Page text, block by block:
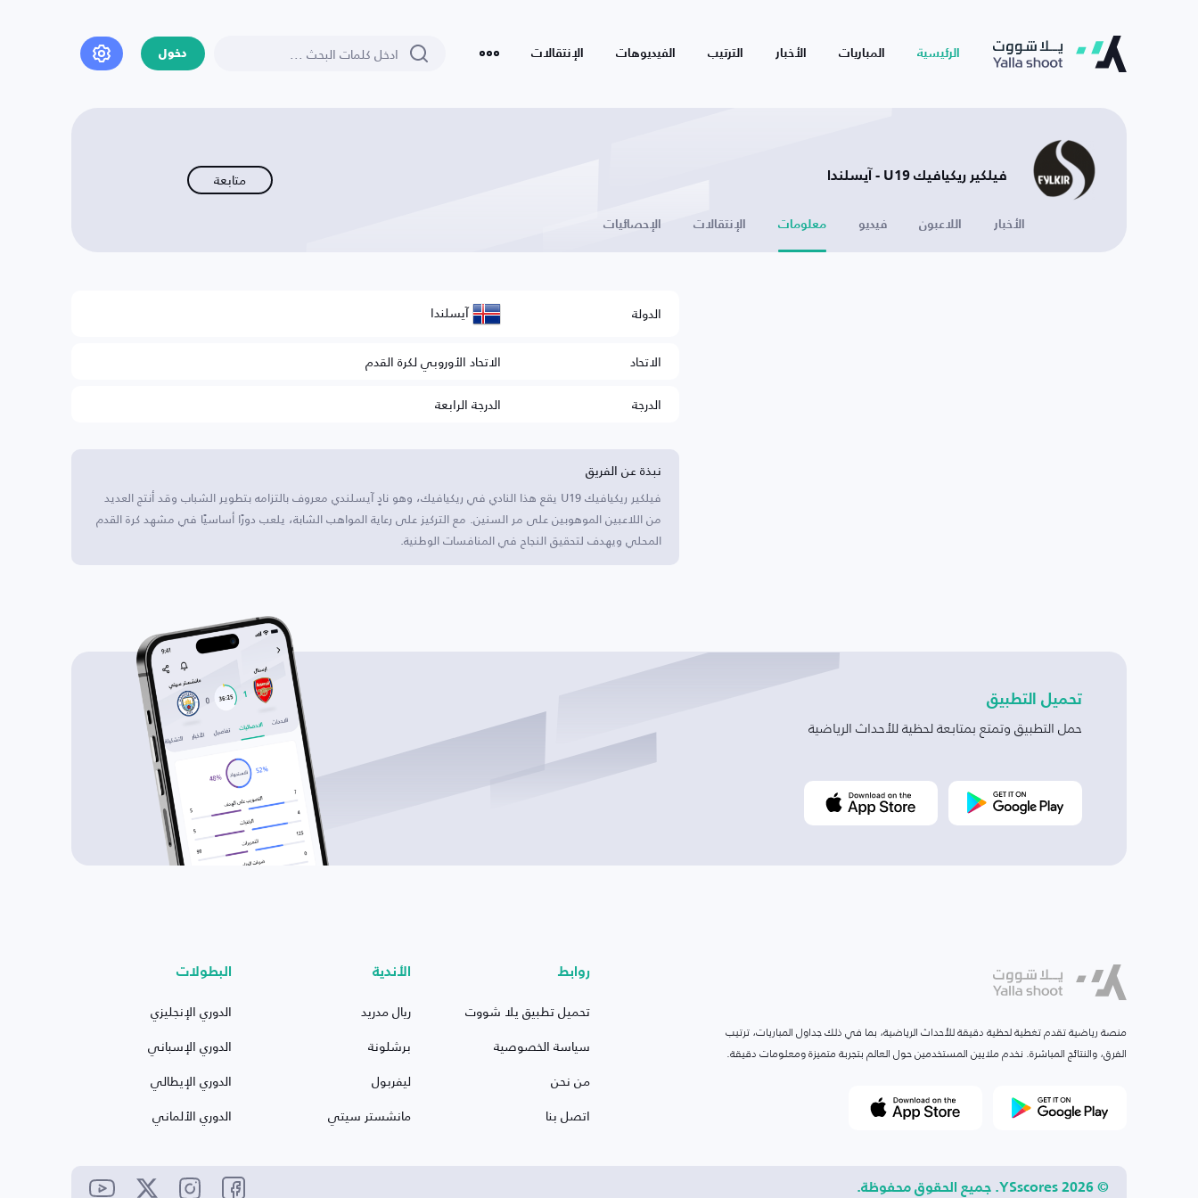
الرئيسية المباريات الأخبار الترتيب الفيديوهات الإنتقالات دخول
فيلكير ريكيافيك U19 - آيسلندا متابعة
الأخبار اللاعبون فيديو معلومات الإنتقالات الإحصائيات
الدولة آيسلندا
الاتحاد
الاتحاد الأوروبي لكرة القدم
الدرجة
الدرجة الرابعة
نبذة عن الفريق
فيلكير ريكيافيك U19 يقع هذا النادي في ريكيافيك، وهو نادٍ آيسلندي معروف بالتزامه بتطوير الشباب وقد أنتج العديد
من اللاعبين الموهوبين على مر السنين. مع التركيز على رعاية المواهب الشابة، يلعب دورًا أساسيًا في مشهد كرة القدم
المحلي ويهدف لتحقيق النجاح في المنافسات الوطنية.
تحميل التطبيق
حمل التطبيق وتمتع بمتابعة لحظية للأحداث الرياضية
منصة رياضية تقدم تغطية لحظية دقيقة للأحداث الرياضية، بما في ذلك جداول المباريات، ترتيب
الفرق، والنتائج المباشرة. نخدم ملايين المستخدمين حول العالم بتجربة متميزة ومعلومات دقيقة.
روابط
تحميل تطبيق يلا شووت
سياسة الخصوصية
من نحن
اتصل بنا
الأندية
ريال مدريد
برشلونة
ليفربول
مانشستر سيتي
البطولات
الدوري الإنجليزي
الدوري الإسباني
الدوري الإيطالي
الدوري الألماني
© 2026 YSscores. جميع الحقوق محفوظة.